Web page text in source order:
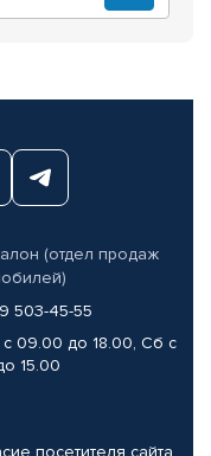
(отдел продаж
503-45-55
09.00 до 18.00, Сб с
15.00
посетителя сайта